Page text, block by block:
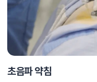
초음파 약침